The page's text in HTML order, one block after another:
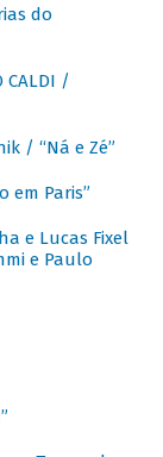
do
CALDI /
/ “Ná e Zé”
em Paris”
e Lucas Fixel
e Paulo